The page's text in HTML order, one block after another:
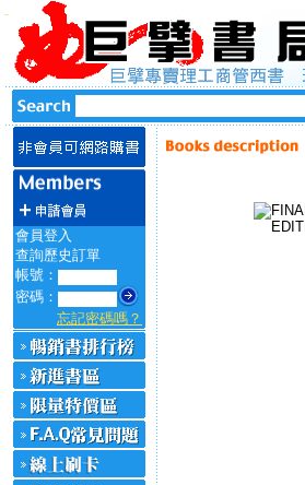
會員登入
查詢歷史訂單
帳號：
密碼：
忘記密碼嗎？